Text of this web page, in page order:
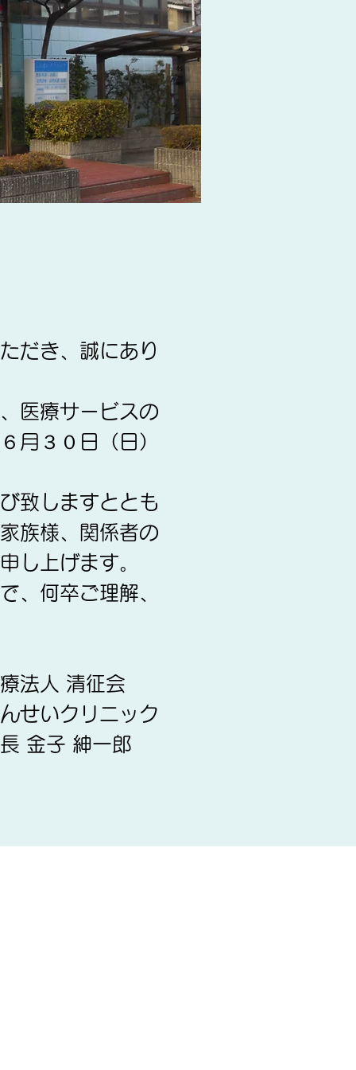
だき、誠にあり
医療サービスの
月３０日（日）
致しますととも
族様、関係者の
し上げます。
、何卒ご理解、
会
ック
郎